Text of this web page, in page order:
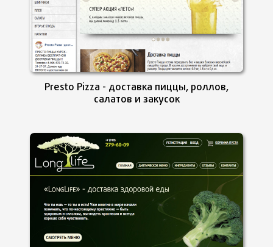
Presto Pizza - доставка пиццы, роллов,
салатов и закусок